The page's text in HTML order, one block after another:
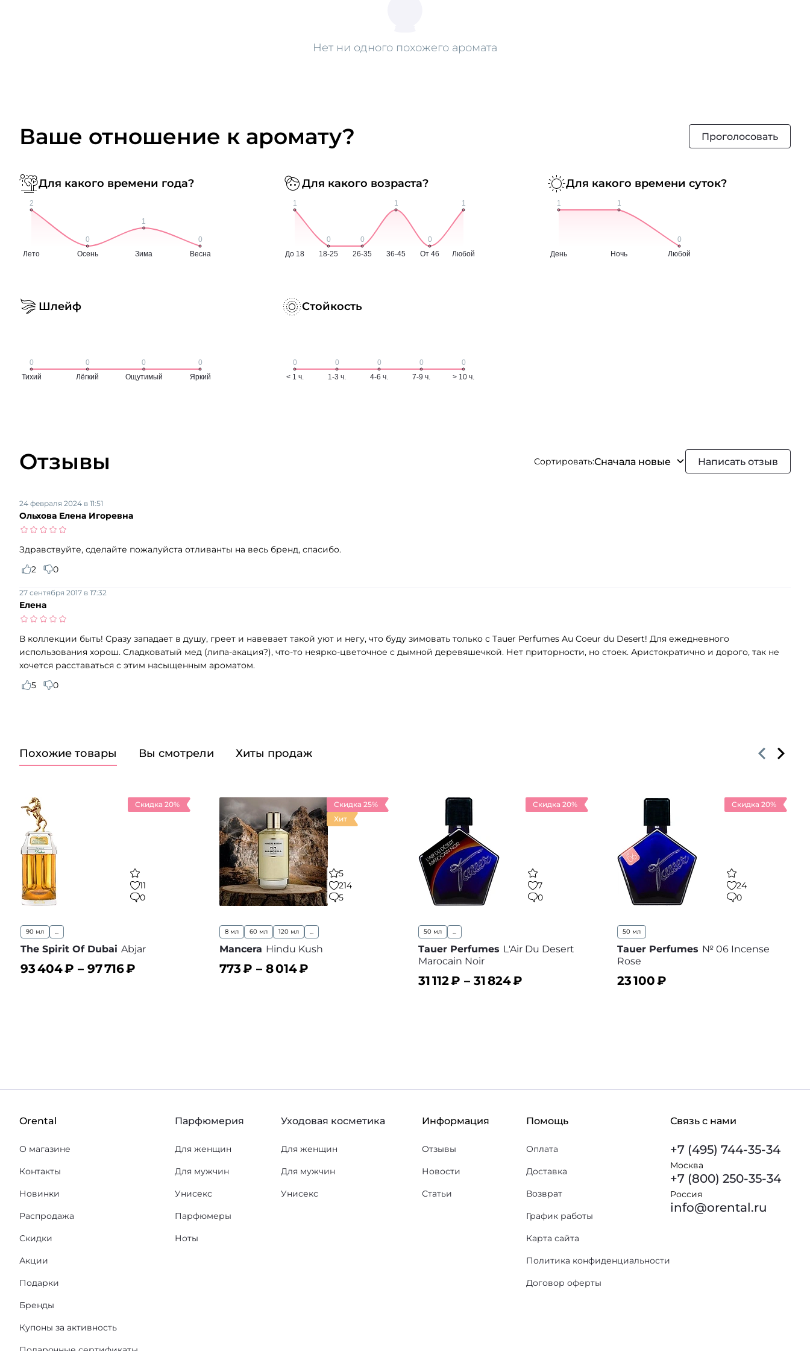
Нет ни одного похожего аромата
Ваше отношение к аромату? Проголосовать
Для какого времени года? Для какого возраста? Для какого времени суток?
Шлейф Стойкость
Отзывы Сортировать:Сначала новые Написать отзыв
Ольхова Елена Игоревна
24 февраля 2024 в 11:51
Здравствуйте, сделайте пожалуйста отливанты на весь бренд, спасибо.
2
0
Елена
27 сентября 2017 в 17:32
В коллекции быть! Сразу западает в душу, греет и навевает такой уют и негу, что буду зимовать только с Tauer Perfumes Au Coeur du Desert! Для ежедневного
использования хорош. Сладковатый мед (липа-акация?), что-то неярко-цветочное с дымной деревяшечкой. Нет приторности, но стоек. Аристократично и дорого, так не
хочется расставаться с этим насыщенным ароматом.
5
0
Похожие товары Вы смотрели Хиты продаж
Скидка 20%
11
0
90 мл ...
The Spirit Of Dubai Abjar
93 404₽ – 97 716₽
Скидка 25%
Хит
5
214
5
8 мл 60 мл 120 мл ...
Mancera Hindu Kush
773₽ – 8 014₽
Скидка 20%
7
0
50 мл ...
Tauer Perfumes L'Air Du Desert
Marocain Noir
31 112₽ – 31 824₽
Скидка 20%
24
0
50 мл
Tauer Perfumes № 06 Incense
Rose
23 100₽
Orental
О магазине
Контакты
Новинки
Распродажа
Скидки
Акции
Подарки
Бренды
Купоны за активность
Парфюмерия
Для женщин
Для мужчин
Унисекс
Парфюмеры
Ноты
Уходовая косметика
Для женщин
Для мужчин
Унисекс
Информация
Отзывы
Новости
Статьи
Помощь
Оплата
Доставка
Возврат
График работы
Карта сайта
Политика конфиденциальности
Договор оферты
Связь с нами
+7 (495) 744-35-34
Москва
+7 (800) 250-35-34
Россия
info@orental.ru